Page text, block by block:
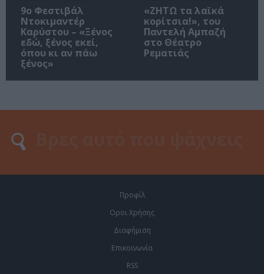
9ο Φεστιβάλ
Ντοκιμαντέρ
Καρύστου – «Ξένος
εδώ, ξένος εκεί,
όπου κι αν πάω
ξένος»
«ΖΗΤΩ τα λαϊκά
κορίτσια!», του
Παντελή Αμπαζή
στο Θέατρο
Ρεματιάς
Προφίλ
Οροι Χρήσης
Διαφήμιση
Επικοινωνία
RSS